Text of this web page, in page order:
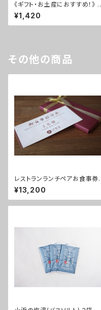
《ギフト・お土産におすすめ！》 く
ろぽん 2本セット
¥1,420
その他の商品
レストランランチペアお食事券
【日頃のありがとうを届けよう！】
～大浴場温泉入浴付き～
¥13,200